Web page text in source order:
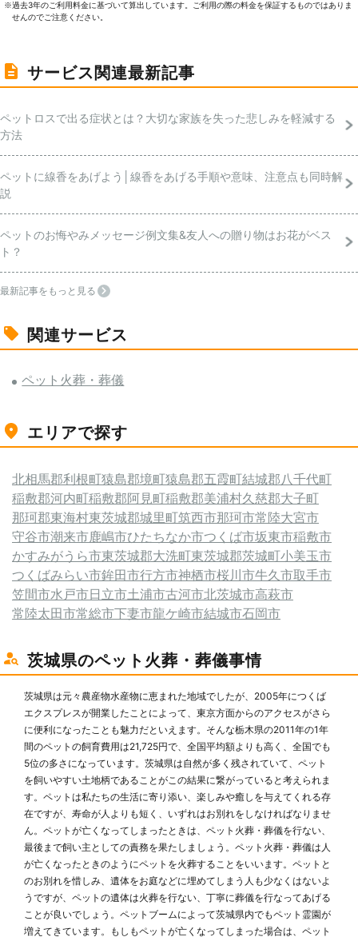
※過去3年のご利⽤料⾦に基づいて算出しています。ご利⽤の際の料⾦を保証するものではありま
せんのでご注意ください。
サービス関連最新記事
ペットロスで出る症状とは？大切な家族を失った悲しみを軽減する
方法
ペットに線香をあげよう│線香をあげる手順や意味、注意点も同時解
説
ペットのお悔やみメッセージ例文集&友人への贈り物はお花がベス
ト？
最新記事をもっと見る
関連サービス
ペット火葬・葬儀
エリアで探す
北相馬郡利根町猿島郡境町猿島郡五霞町結城郡八千代町
稲敷郡河内町稲敷郡阿見町稲敷郡美浦村久慈郡大子町
那珂郡東海村東茨城郡城里町筑西市那珂市常陸大宮市
守谷市潮来市鹿嶋市ひたちなか市つくば市坂東市稲敷市
かすみがうら市東茨城郡大洗町東茨城郡茨城町小美玉市
つくばみらい市鉾田市行方市神栖市桜川市牛久市取手市
笠間市水戸市日立市土浦市古河市北茨城市高萩市
常陸太田市常総市下妻市龍ケ崎市結城市石岡市
茨城県のペット火葬・葬儀事情
茨城県は元々農産物水産物に恵まれた地域でしたが、2005年につくば
エクスプレスが開業したことによって、東京方面からのアクセスがさら
に便利になったことも魅力だといえます。そんな栃木県の2011年の1年
間のペットの飼育費用は21,725円で、全国平均額よりも高く、全国でも
5位の多さになっています。茨城県は自然が多く残されていて、ペット
を飼いやすい土地柄であることがこの結果に繋がっていると考えられま
す。ペットは私たちの生活に寄り添い、楽しみや癒しを与えてくれる存
在ですが、寿命が人よりも短く、いずれはお別れをしなければなりませ
ん。ペットが亡くなってしまったときは、ペット火葬・葬儀を行ない、
最後まで飼い主としての責務を果たしましょう。ペット火葬・葬儀は人
が亡くなったときのようにペットを火葬することをいいます。ペットと
のお別れを惜しみ、遺体をお庭などに埋めてしまう人も少なくはないよ
うですが、ペットの遺体は火葬を行ない、丁寧に葬儀を行なってあげる
ことが良いでしょう。ペットブームによって茨城県内でもペット霊園が
増えてきています。もしもペットが亡くなってしまった場合は、ペット